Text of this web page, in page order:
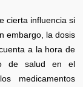
cierta influencia si
embargo, la dosis
a la hora de
de salud en el
medicamentos